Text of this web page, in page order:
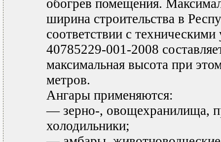
обогрев помещения.
ширина строительства в
соответствии с
40785229-001-2008
максимальная высота при
метров.
Ангары применяются:
— зерно-, овощехранилища,
холодильники;